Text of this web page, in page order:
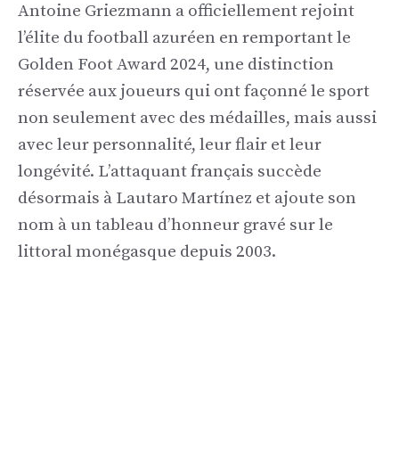
Antoine Griezmann a officiellement rejoint
l’élite du football azuréen en remportant le
Golden Foot Award 2024, une distinction
réservée aux joueurs qui ont façonné le sport
non seulement avec des médailles, mais aussi
avec leur personnalité, leur flair et leur
longévité. L’attaquant français succède
désormais à Lautaro Martínez et ajoute son
nom à un tableau d’honneur gravé sur le
littoral monégasque depuis 2003.